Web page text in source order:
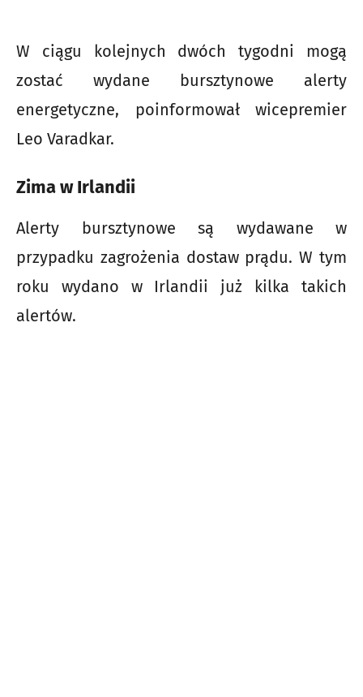
W ciągu kolejnych dwóch tygodni mogą
zostać wydane bursztynowe alerty
energetyczne, poinformował wicepremier
Leo Varadkar.
Zima w Irlandii
Alerty bursztynowe są wydawane w
przypadku zagrożenia dostaw prądu. W tym
roku wydano w Irlandii już kilka takich
alertów.